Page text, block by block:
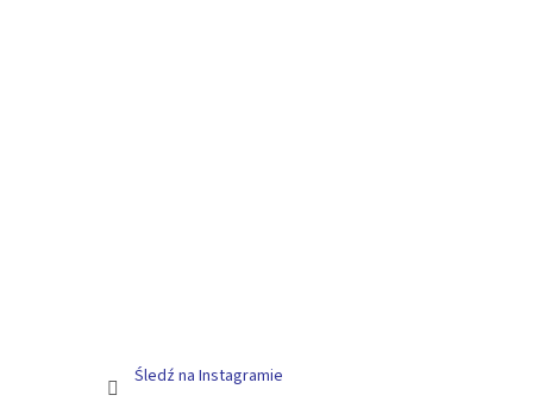
Śledź na Instagramie